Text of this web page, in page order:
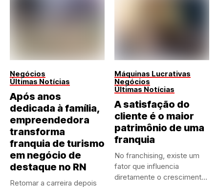
Negócios
Últimas Notícias
Após anos
dedicada à família,
empreendedora
transforma
franquia de turismo
em negócio de
destaque no RN
Retomar a carreira depois
Máquinas Lucrativas
Negócios
Últimas Notícias
A satisfação do
cliente é o maior
patrimônio de uma
franquia
No franchising, existe um
fator que influencia
diretamente o crescimento